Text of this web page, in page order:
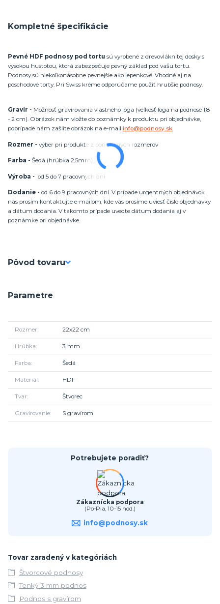
Kompletné špecifikácie
Pevné HDF podnosy pod tortu sú vyrobené z drevovláknitej dosky s
vysokou hustotou, ktorá zabezpečuje pevný základ pod vašu tortu.
Podnosy sú niekoľkonásobne pevnejšie ako lepenkové. Vhodné aj na
poschodové torty. Pri Swiss kréme odporúčame použiť hrubšie podnosy.
Gravír - Možnosť gravírovania vlastného loga (veľkosť loga na podnose 1,8
- 2 cm). Obrázok nám vložte do poznámky k produktu pri objednávke,
poprípade nám zašlite obrázok na e-mail info@podnosy.sk
Rozmer - výber pri produkte z ponúkaných rozmerov
Farba - Šedá (hrúbka 2,5mm)
Výroba - od 5 do 7 pracovných dní
Dodanie - od 6 do 9 pracovných dní. V prípade urgentných objednávok
nás prosím kontaktujte e-mailom, kde vás prosíme uviesť číslo objednávky
a dátum dodania. V takomto prípade uvedte dátum dodania aj v
poznámke pri objednávke.
Pôvod tovaru
Parametre
Rozmer 22x22 cm
Hrúbka 3 mm
Farba Šedá
Materiál HDF
Tvar Štvorec
Gravírovanie S gravírom
Potrebujete poradiť?
Zákaznícka podpora
(Po-Pia, 10-15 hod.)
info@podnosy.sk
Tovar zaradený v kategóriách
Štvorcové podnosy
Tenký 3 mm podnos
Podnos s gravírom